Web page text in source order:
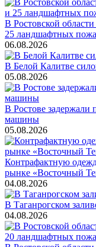
В Ростовской
25 ландшафтных
06.08.2026
В Белой Калитве
05.08.2026
В Ростове задержали
машины
05.08.2026
Контрафактную
рынке «Восточный
04.08.2026
В Таганрогском
04.08.2026